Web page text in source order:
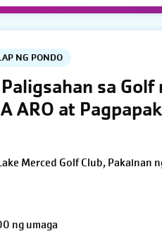
NG PONDO
sa Golf
ARO at
Merced Golf Club, Pakainan
ng umaga